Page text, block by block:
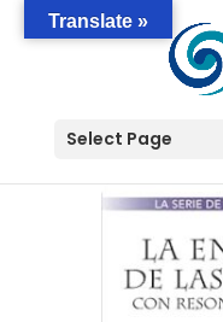
Select Page
Translate »